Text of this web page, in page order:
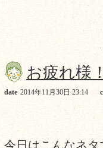
お疲れ様
date 2014年11月30日 23:14
今日はこんなネタ